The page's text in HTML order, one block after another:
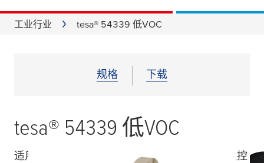
工业行业 tesa® 54339 低VOC
规格 下载
tesa® 54339 低VOC
适用于永久车身外部堵孔的精确模切片易于质量控